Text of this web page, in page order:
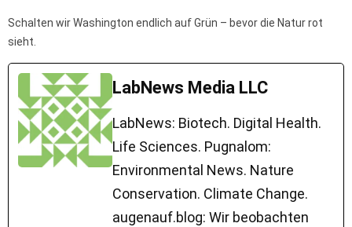
Schalten wir Washington endlich auf Grün – bevor die Natur rot
sieht.
LabNews Media LLC
LabNews: Biotech. Digital Health.
Life Sciences. Pugnalom:
Environmental News. Nature
Conservation. Climate Change.
augenauf.blog: Wir beobachten